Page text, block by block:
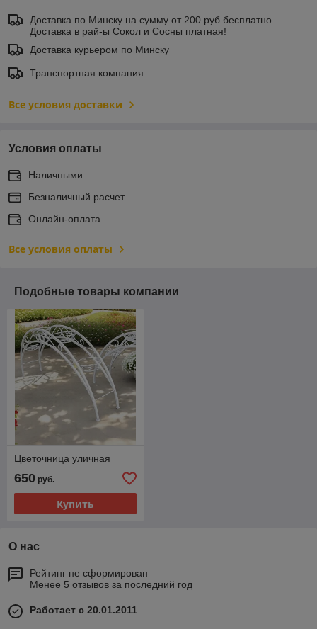
Доставка по Минску на сумму от 200 руб бесплатно.
Доставка в рай-ы Сокол и Сосны платная!
Доставка курьером по Минску
Транспортная компания
Все условия доставки
Условия оплаты
Наличными
Безналичный расчет
Онлайн-оплата
Все условия оплаты
Подобные товары компании
Цветочница уличная
650 руб.
Купить
О нас
Рейтинг не сформирован
Менее 5 отзывов за последний год
Работает с 20.01.2011